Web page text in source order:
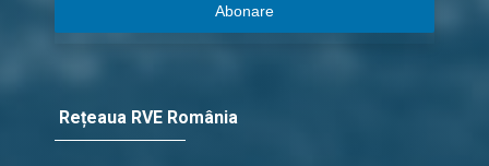
Abonare
Rețeaua RVE România